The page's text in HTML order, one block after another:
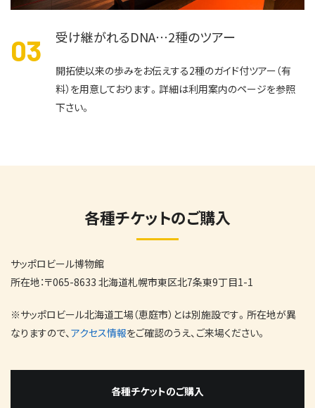
0 受け継がれるDNA…2種のツアー
開拓使以来の歩みをお伝えする2種のガイド付ツアー（有
料）を用意しております。詳細は利用案内のページを参照
下さい。
各種チケットのご購入
サッポロビール博物館
所在地：〒065-8633 北海道札幌市東区北7条東9丁目1-1
※サッポロビール北海道工場（恵庭市）とは別施設です。所在地が異
なりますので、アクセス情報をご確認のうえ、ご来場ください。
各種チケットのご購入